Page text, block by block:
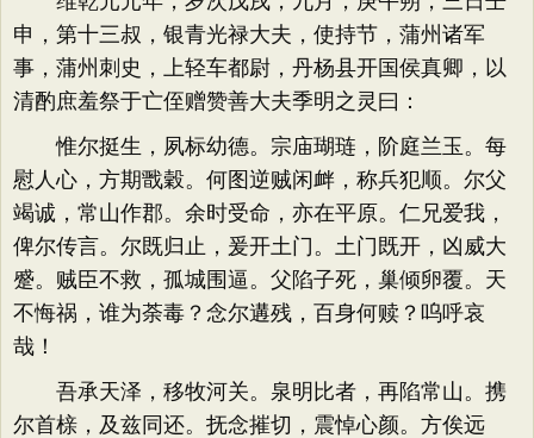
申，第十三叔，银青光禄大夫，使持节，蒲州诸军
事，蒲州刺史，上轻车都尉，丹杨县开国侯真卿，以
清酌庶羞祭于亡侄赠赞善大夫季明之灵曰：
惟尔挺生，夙标幼德。宗庙瑚琏，阶庭兰玉。每
慰人心，方期戬穀。何图逆贼闲衅，称兵犯顺。尔父
竭诚，常山作郡。余时受命，亦在平原。仁兄爱我，
俾尔传言。尔既归止，爰开土门。土门既开，凶威大
蹙。贼臣不救，孤城围逼。父陷子死，巢倾卵覆。天
不悔祸，谁为荼毒？念尔遘残，百身何赎？呜呼哀
哉！
吾承天泽，移牧河关。泉明比者，再陷常山。携
尔首榇，及兹同还。抚念摧切，震悼心颜。方俟远